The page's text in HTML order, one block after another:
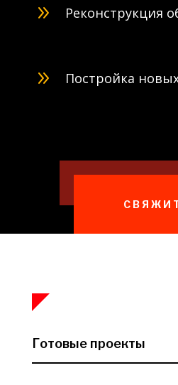
9 Реконструкция
9 Постройка
Готовые проекты